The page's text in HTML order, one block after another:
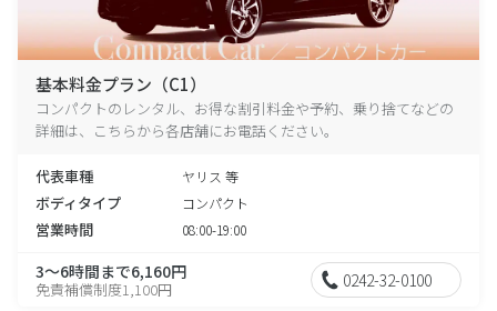
基本料金プラン（C1）
コンパクトのレンタル、お得な割引料金や予約、乗り捨てなどの
詳細は、こちらから各店舗にお電話ください。
代表車種 ヤリス 等
ボディタイプ コンパクト
営業時間 08:00-19:00
3～6時間まで6,160円
免責補償制度1,100円 0242-32-0100